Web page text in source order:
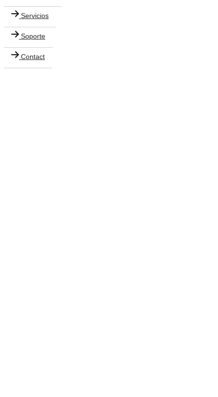
Servicios
Soporte
Contact